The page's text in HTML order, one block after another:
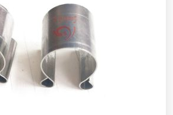
de aquecimento de carbeto de
é aço inoxidável de alta qualidade.
Os grampos são feitos de aço
ao calor e nunca devem ser
utilizados […]